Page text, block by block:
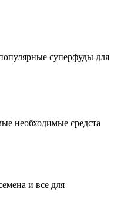
суперфуды для
необходимые средста
и все для